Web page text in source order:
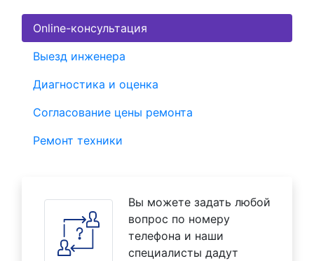
Online-консультация
Выезд инженера
Диагностика и оценка
Согласование цены ремонта
Ремонт техники
Вы можете задать любой
вопрос по номеру
телефона и наши
специалисты дадут